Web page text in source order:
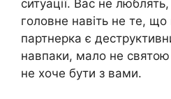
ситуації. Вас не люблять,
головне навіть не те, що
партнерка є
навпаки, мало не
не хоче бути з вами.